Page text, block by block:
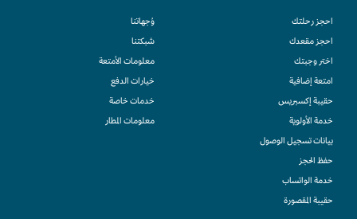
احجز رحلتك
احجز مقعدك
اختر وجبتك
امتعة إضافية
حقيبة إكسبريس
خدمة الأولوية
بيانات تسجيل الوصول
حفظ الحجز
خدمة الواتساب
حقيبة المقصورة
وُجهاتنا
شبكتنا
معلومات الأمتعة
خيارات الدفع
خدمات خاصة
معلومات المطار